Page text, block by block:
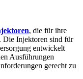
, die für ihre
Die Injektoren sind für
entwickelt
Ausführungen
gerecht zu